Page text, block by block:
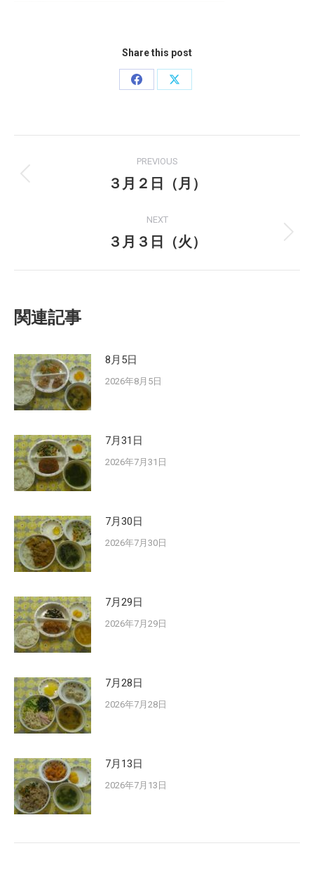
Share this post
Share
Share
navigation
PREVIOUS
Previous
３月２日（月）
NEXT
Next
３月３日（火）
関連記事
8月5日
2026年8月5日
7月31日
2026年7月31日
7月30日
2026年7月30日
7月29日
2026年7月29日
7月28日
2026年7月28日
7月13日
2026年7月13日